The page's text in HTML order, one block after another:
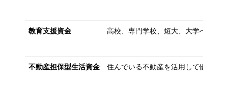
教育支援資金 高校、専門学校、短大、大学への進
不動産担保型生活資金 住んでいる不動産を活用して借りる